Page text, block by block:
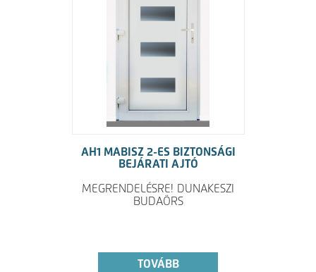
AH1 MABISZ 2-ES BIZTONSÁGI
BEJÁRATI AJTÓ
MEGRENDELÉSRE! DUNAKESZI
BUDAÖRS
TOVÁBB